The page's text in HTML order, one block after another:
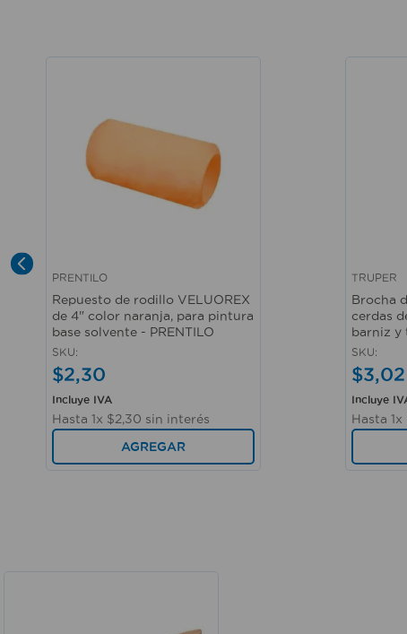
PRENTILO
Repuesto de rodillo VELUOREX
de 4" color naranja, para pintura
base solvente - PRENTILO
SKU:
$2,30
Incluye IVA
Hasta 1x $2,30 sin interés
AGREGAR
TRUPER
Brocha
cerdas
barniz y
SKU:
$3,02
Incluye
Hasta 1x